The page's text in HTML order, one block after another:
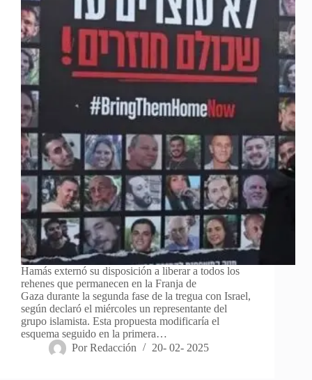
Hamás externó su disposición a liberar a todos los
rehenes que permanecen en la Franja de
Gaza durante la segunda fase de la tregua con Israel,
según declaró el miércoles un representante del
grupo islamista. Esta propuesta modificaría el
esquema seguido en la primera…
Por Redacción 20- 02- 2025